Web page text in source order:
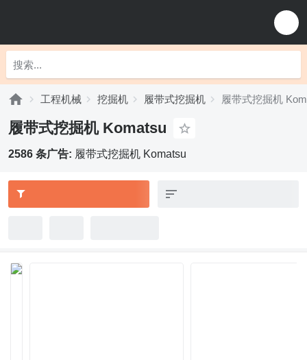
工程机械 挖掘机 履带式挖掘机 履带式挖掘机
履带式挖掘机 Komatsu
2586 条广告: 履带式挖掘机 Komatsu